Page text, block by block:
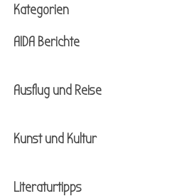
Block überspringen Kategorien
Kategorien
AIDA Berichte
Ausflug und Reise
Kunst und Kultur
Literaturtipps